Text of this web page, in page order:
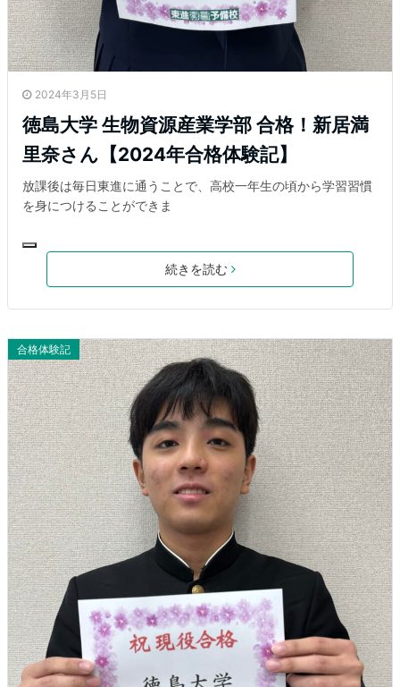
2024年3月5日
徳島大学 生物資源産業学部 合格！新居満
里奈さん【2024年合格体験記】
放課後は毎日東進に通うことで、高校一年生の頃から学習習慣
を身につけることができま
続きを読む
合格体験記